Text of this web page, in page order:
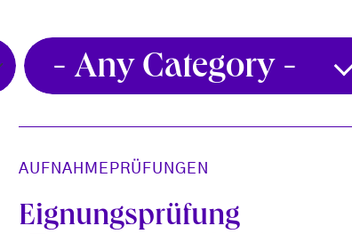
AUFNAHMEPRÜFUNGEN
Eignungsprüfung